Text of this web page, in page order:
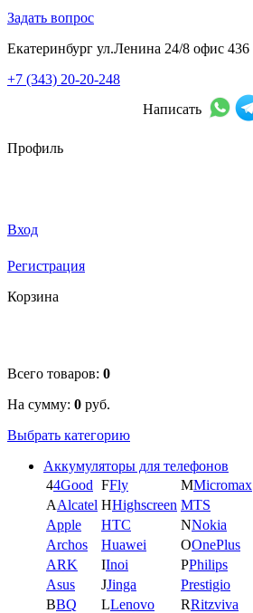
Задать вопрос
Екатеринбург ул.Ленина 24/8 офис 436
+7 (343) 20-20-248
Написать
Профиль
Вход
Регистрация
Корзина
Всего товаров: 0
На сумму: 0 руб.
Выбрать категорию
Аккумуляторы для телефонов
44Good FFly MMicromax
AAlcatel HHighscreen MTS
Apple
HTC NNokia
Archos
Huawei OOnePlus
ARK
IInoi PPhilips
Asus
JJinga Prestigio
BBQ LLenovo RRitzviva